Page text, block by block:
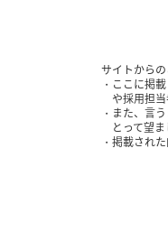
サイトから
ここに掲
や採用担
また、言
とって望
掲載され